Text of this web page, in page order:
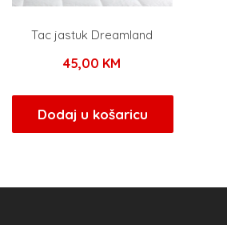
Tac jastuk Dreamland
45,00 KM
Dodaj u košaricu